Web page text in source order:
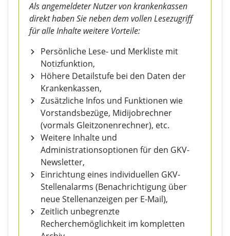
Als angemeldeter Nutzer von krankenkassen
direkt haben Sie neben dem vollen Lesezugriff
für alle Inhalte weitere Vorteile:
Persönliche Lese- und Merkliste mit
Notizfunktion,
Höhere Detailstufe bei den Daten der
Krankenkassen,
Zusätzliche Infos und Funktionen wie
Vorstandsbezüge, Midijobrechner
(vormals Gleitzonenrechner), etc.
Weitere Inhalte und
Administrationsoptionen für den GKV-
Newsletter,
Einrichtung eines individuellen GKV-
Stellenalarms (Benachrichtigung über
neue Stellenanzeigen per E-Mail),
Zeitlich unbegrenzte
Recherchemöglichkeit im kompletten